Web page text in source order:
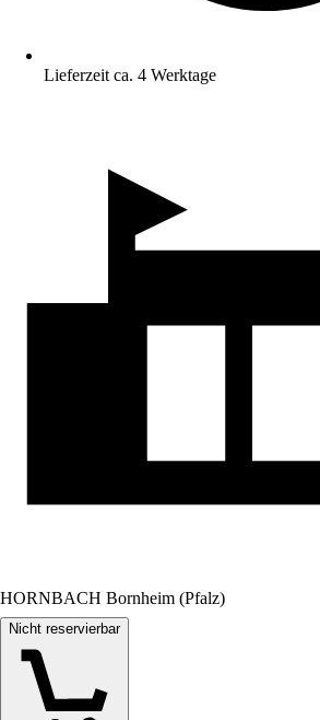
Lieferzeit ca. 4 Werktage
HORNBACH Bornheim (Pfalz)
Nicht reservierbar